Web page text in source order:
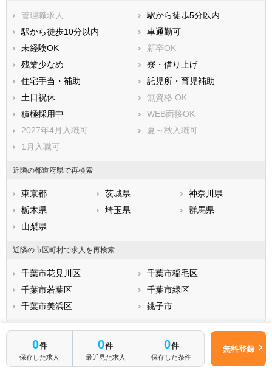
0件
保存した求人
0件
最近見た求人
0件
保存した条件
無料登録
夷隅郡大多喜町
夷隅郡御宿町
安房郡鋸南町
管理職求人
駅から徒歩5分以内
駅から徒歩10分以内
車通勤可
未経験OK
新卒OK
残業少なめ
寮・借り上げ
住宅手当・補助
託児所・育児補助
土日祝休
無資格 OK
積極採用中
WEB面接OK
2027年4月入職可
夏～秋入職可
1月入職可
近隣の都道府県で再検索
東京都 茨城県
神奈川県
栃木県
埼玉県
群馬県
山梨県
近隣の市区町村で求人を再検索
千葉市花見川区
千葉市稲毛区
千葉市若葉区
千葉市緑区
千葉市美浜区
銚子市